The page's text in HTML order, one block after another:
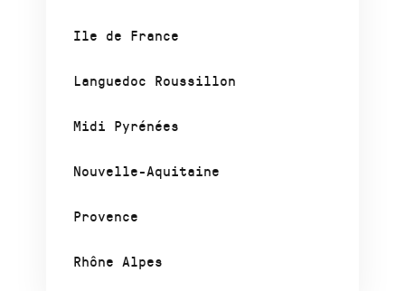
Ile de France
Languedoc Roussillon
Midi Pyrénées
Nouvelle-Aquitaine
Provence
Rhône Alpes